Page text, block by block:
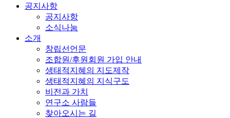
공지사항
공지사항
소식나눔
소개
창립선언문
조합원/후원회원 가입 안내
생태적지혜의 지도제작
생태적지혜의 지식구도
비전과 가치
연구소 사람들
찾아오시는 길